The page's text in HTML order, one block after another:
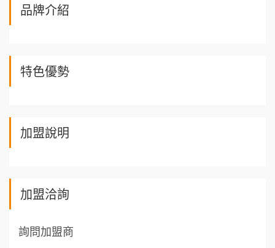
品牌介紹
特色優勢
加盟說明
加盟洽詢
詢問加盟商